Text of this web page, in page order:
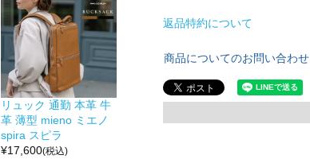
リュック 通勤 本革 牛
革 薄型 mieno ミエノ
spira スピラ
¥17,600(税込)
返品特約について
商品についてのお問い合わせ